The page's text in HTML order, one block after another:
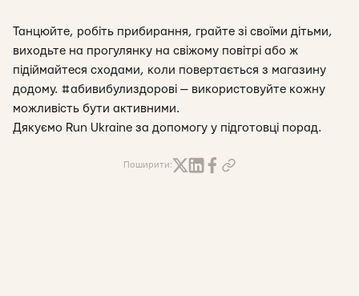
Танцюйте, робіть прибирання, грайте зі своїми дітьми,
виходьте на прогулянку на свіжому повітрі або ж
підіймайтеся сходами, коли повертається з магазину
додому. #абивибулиздорові — використовуйте кожну
можливість бути активними.
Дякуємо Run Ukraine за допомогу у підготовці порад.
Поширити: